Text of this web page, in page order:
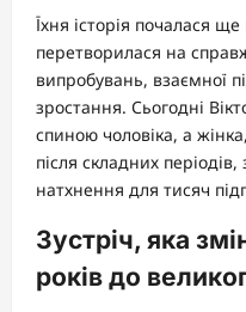
Їхня історія почалася ще
перетворилася на
випробувань, взаємної
зростання. Сьогодні
спиною чоловіка, а
після складних періодів,
натхнення для тисяч
Зустріч, яка
років до